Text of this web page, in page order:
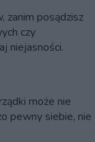
zanim posądzisz
czy
niejasności.
może nie
pewny siebie, nie